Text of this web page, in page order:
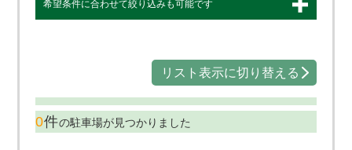
希望条件に合わせて絞り込みも可能です
リスト表示に切り替える
0件の駐車場が見つかりました